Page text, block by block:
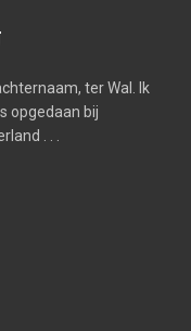
ter Wal. Ik
opgedaan bij
. . .